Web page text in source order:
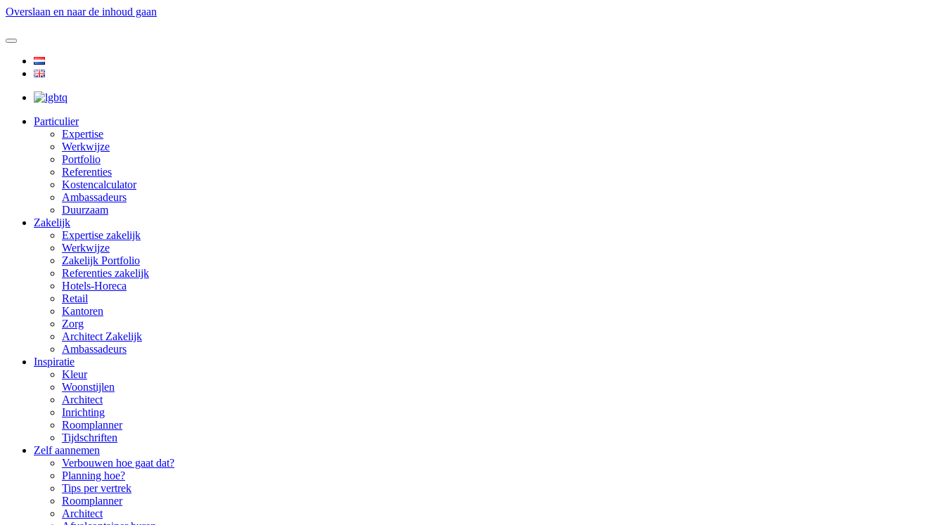
Overslaan en naar de inhoud gaan
Particulier
Expertise
Werkwijze
Portfolio
Referenties
Kostencalculator
Ambassadeurs
Duurzaam
Zakelijk
Expertise zakelijk
Werkwijze
Zakelijk Portfolio
Referenties zakelijk
Hotels-Horeca
Retail
Kantoren
Zorg
Architect Zakelijk
Ambassadeurs
Inspiratie
Kleur
Woonstijlen
Architect
Inrichting
Roomplanner
Tijdschriften
Zelf aannemen
Verbouwen hoe gaat dat?
Planning hoe?
Tips per vertrek
Roomplanner
Architect